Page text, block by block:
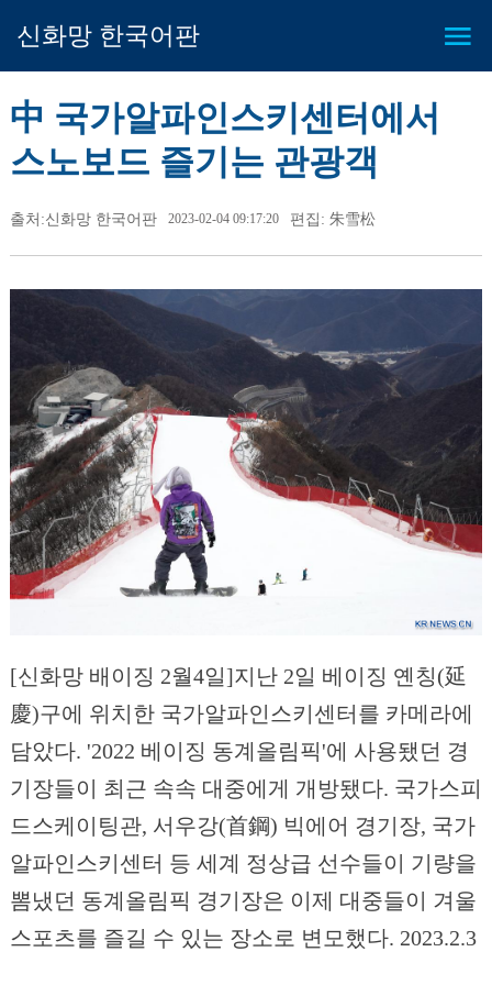
신화망 한국어판
中 국가알파인스키센터에서
스노보드 즐기는 관광객
출처:신화망 한국어판 2023-02-04 09:17:20 편집: 朱雪松
[신화망 배이징 2월4일]지난 2일 베이징 옌칭(延
慶)구에 위치한 국가알파인스키센터를 카메라에
담았다. '2022 베이징 동계올림픽'에 사용됐던 경
기장들이 최근 속속 대중에게 개방됐다. 국가스피
드스케이팅관, 서우강(首鋼) 빅에어 경기장, 국가
알파인스키센터 등 세계 정상급 선수들이 기량을
뽐냈던 동계올림픽 경기장은 이제 대중들이 겨울
스포츠를 즐길 수 있는 장소로 변모했다. 2023.2.3